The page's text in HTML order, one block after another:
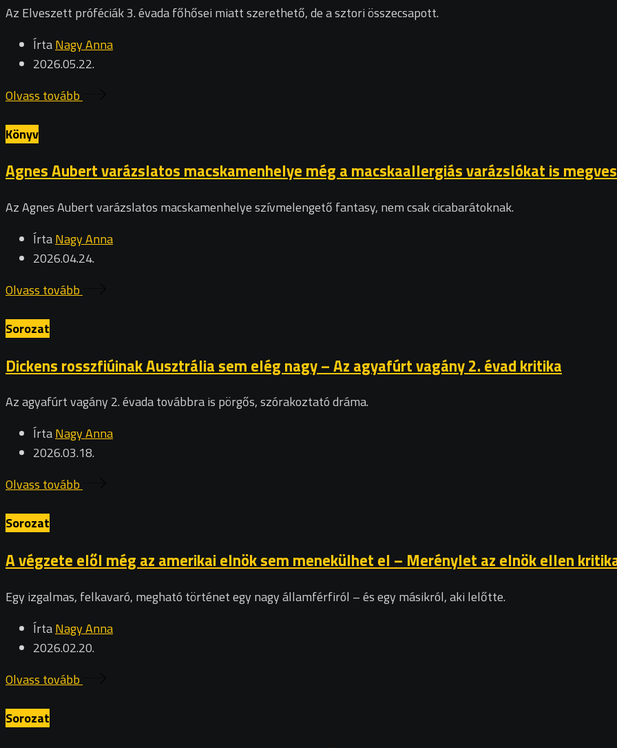
Az Elveszett próféciák 3. évada főhősei miatt szerethető, de a sztori összecsapott.
ÍrtaNagy Anna
2026.05.22.
Olvass tovább
Könyv
Agnes Aubert varázslatos macskamenhelye még a macskaallergiás varázslókat is
Az Agnes Aubert varázslatos macskamenhelye szívmelengető fantasy, nem csak cicabarátoknak.
ÍrtaNagy Anna
2026.04.24.
Olvass tovább
Sorozat
Dickens rosszfiúinak Ausztrália sem elég nagy – Az agyafúrt vagány 2. évad kritika
Az agyafúrt vagány 2. évada továbbra is pörgős, szórakoztató dráma.
ÍrtaNagy Anna
2026.03.18.
Olvass tovább
Sorozat
A végzete elől még az amerikai elnök sem menekülhet el – Merénylet az elnök ellen
Egy izgalmas, felkavaró, megható történet egy nagy államférfiról – és egy másikról, aki lelőtte.
ÍrtaNagy Anna
2026.02.20.
Olvass tovább
Sorozat